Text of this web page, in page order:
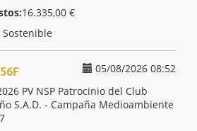
16.335,00 €
05/08/2026 08:52
PV NSP Patrocinio del Club
S.A.D. - Campaña Medioambiente